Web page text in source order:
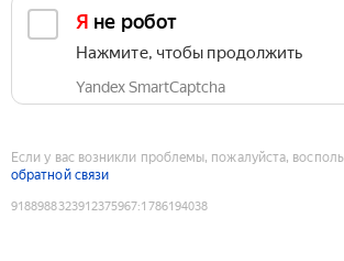
Я не робот
Нажмите, чтобы продолжить
Yandex SmartCaptcha
Если у вас возникли проблемы, пожалуйста,
обратной связи
9188988323912375967:1786194038